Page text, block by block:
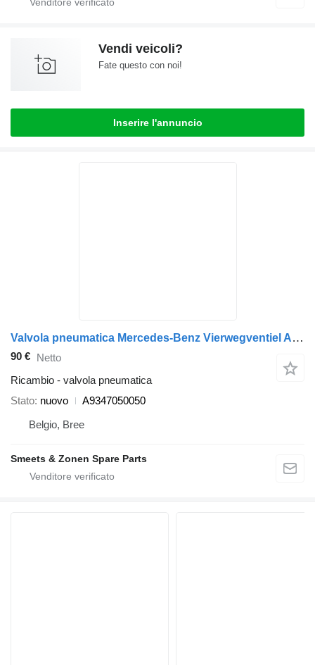
Vendi veicoli?
Fate questo con noi!
Inserire l'annuncio
Valvola pneumatica Mercedes-Benz Vierwegventiel Actros 1831/5 BM954 A9347050050 per camion
90 € Netto
Ricambio - valvola pneumatica
Stato nuovo
A9347050050
Belgio, Bree
Smeets & Zonen Spare Parts